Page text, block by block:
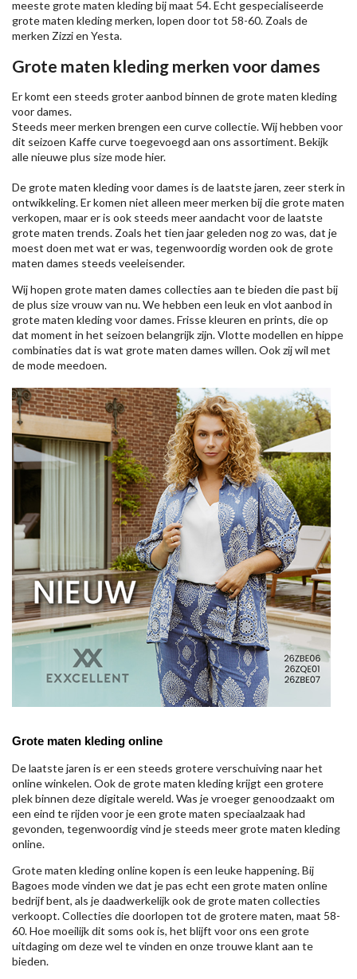
meeste grote maten kleding bij maat 54. Echt gespecialiseerde
grote maten kleding merken, lopen door tot 58-60. Zoals de
merken Zizzien Yesta.
Grote maten kleding merken voor dames
Er komt een steeds groter aanbod binnen de grote maten kleding
voor dames.
Steeds meer merken brengen een curve collectie. Wij hebben voor
dit seizoen Kaffecurve toegevoegd aan ons assortiment. Bekijk
alle nieuweplus size modehier.
De grote maten kleding voor dames is de laatste jaren, zeer sterk in
ontwikkeling. Er komen niet alleen meer merken bij die grote maten
verkopen, maar er is ook steeds meer aandacht voor de laatste
grote maten trends. Zoals het tien jaar geleden nog zo was, dat je
moest doen met wat er was, tegenwoordig worden ook de grote
maten dames steeds veeleisender.
Wij hopen grote maten dames collecties aan te bieden die past bij
de plus size vrouw van nu. We hebben een leuk en vlot aanbod in
grote maten kleding voor dames. Frisse kleuren en prints, die op
dat moment in het seizoen belangrijk zijn. Vlotte modellen en hippe
combinaties dat is wat grote maten dames willen. Ook zij wil met
de mode meedoen.
Grote maten kleding online
De laatste jaren is er een steeds grotere verschuiving naar het
online winkelen. Ook de grote maten kleding krijgt een grotere
plek binnen deze digitale wereld. Was je vroeger genoodzaakt om
een eind te rijden voor je een grote maten speciaalzaak had
gevonden, tegenwoordig vind je steeds meer grote maten kleding
online.
Grote maten kleding online kopen is een leuke happening. Bij
Bagoes mode vinden we dat je pas echt een grote maten online
bedrijf bent, als je daadwerkelijk ook de grote maten collecties
verkoopt. Collecties die doorlopen tot de grotere maten, maat 58-
60. Hoe moeilijk dit soms ook is, het blijft voor ons een grote
uitdaging om deze wel te vinden en onze trouwe klant aan te
bieden.